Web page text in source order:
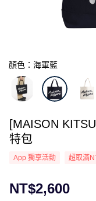
顏色：海軍藍
[MAISON
特包
App 獨享活動 超取滿
NT$2,600